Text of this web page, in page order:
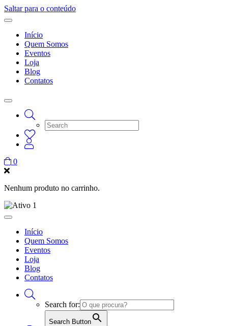
Saltar para o conteúdo
Início
Quem Somos
Eventos
Loja
Blog
Contatos
0
Nenhum produto no carrinho.
Início
Quem Somos
Eventos
Loja
Blog
Contatos
Search for:
Search Button